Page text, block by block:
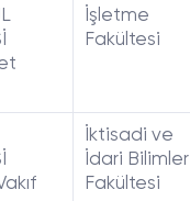
İşletme
Fakültesi
İktisadi ve
İdari Bilimler
Fakültesi